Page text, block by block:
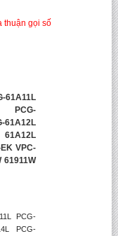
thuận gọi số
61A11L
PCG-
VPC-
61911W
PCG-
PCG-